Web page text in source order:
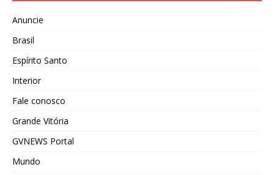
Anuncie
Brasil
Espírito Santo
Interior
Fale conosco
Grande Vitória
GVNEWS Portal
Mundo